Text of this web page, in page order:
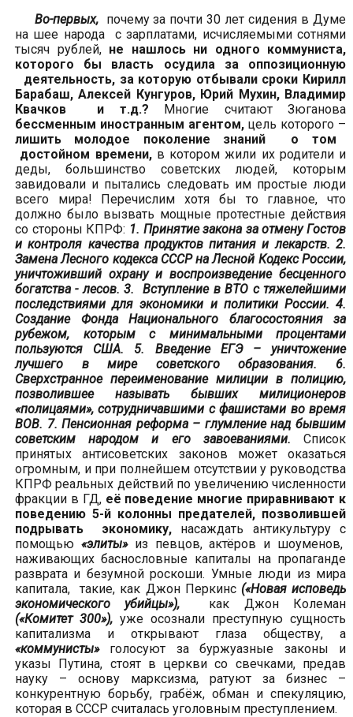
Во-первых,почему за почти 30 лет сидения в Думе
на шее народа с зарплатами, исчисляемыми сотнями
тысяч рублей, не нашлось ни одного коммуниста,
которого бы власть осудила за оппозиционную
деятельность, за которую отбывали сроки Кирилл
Барабаш, Алексей Кунгуров, Юрий Мухин, Владимир
Квачков и т.д.? Многие считают Зюганова
бессменным иностранным агентом,цель которого –
лишить молодое поколение знаний о том
достойном времени,в котором жили их родители и
деды, большинство советских людей, которым
завидовали и пытались следовать им простые люди
всего мира! Перечислим хотя бы то главное, что
должно было вызвать мощные протестные действия
со стороны КПРФ: 1. Принятие закона за отмену Гостов
и контроля качества продуктов питания и лекарств. 2.
Замена Лесного кодекса СССР на Лесной Кодекс России,
уничтоживший охрану и воспроизведение бесценного
богатства - лесов. 3. Вступление в ВТО с тяжелейшими
последствиями для экономики и политики России. 4.
Создание Фонда Национального благосостояния за
рубежом, которым с минимальными процентами
пользуются США. 5. Введение ЕГЭ – уничтожение
лучшего в мире советского образования. 6.
Сверхстранное переименование милиции в полицию,
позволившее называть бывших милиционеров
«полицаями», сотрудничавшими с фашистами во время
ВОВ. 7. Пенсионная реформа – глумление над бывшим
советским народом и его завоеваниями.
Список
принятых антисоветских законов может оказаться
огромным, и при полнейшем отсутствии у руководства
КПРФ реальных действий по увеличению численности
фракции в ГД, её поведение многие приравнивают к
поведению 5-й колонны предателей, позволившей
подрывать экономику, насаждать антикультуру с
помощью «элиты»из певцов, актёров и шоуменов,
наживающих баснословные капиталы на пропаганде
разврата и безумной роскоши. Умные люди из мира
капитала, такие, как Джон Перкинс («Новая исповедь
экономического убийцы»), как Джон Колеман
(«Комитет 300»), уже осознали преступную сущность
капитализма и открывают глаза обществу, а
«коммунисты»голосуют за буржуазные законы и
указы Путина, стоят в церкви со свечками, предав
науку – основу марксизма, ратуют за бизнес –
конкурентную борьбу, грабёж, обман и спекуляцию,
которая в СССР считалась уголовным преступлением.